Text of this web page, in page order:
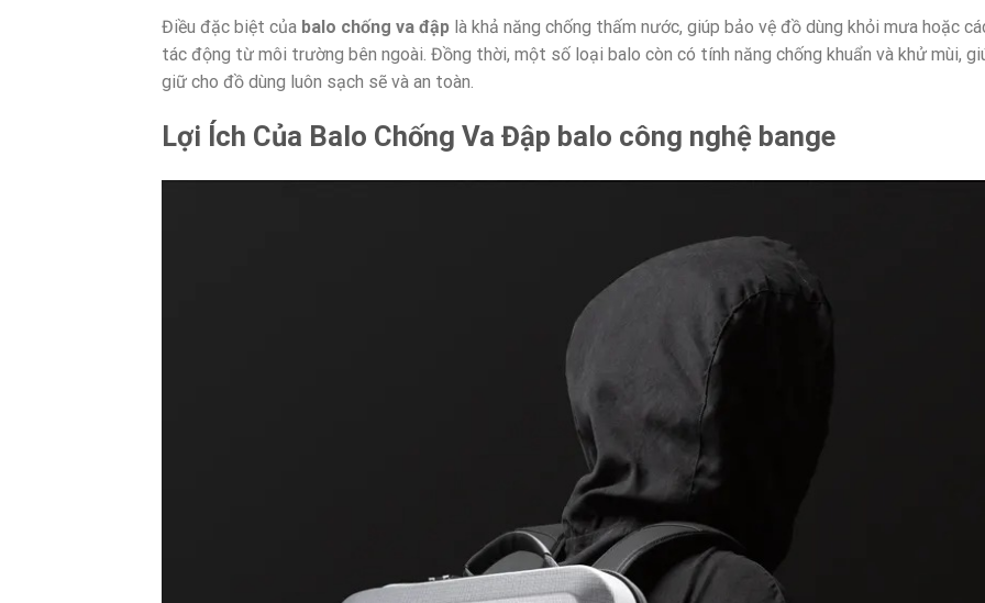
Điều đặc biệt của balo chống va đập là khả năng chống thấm nước, giúp bảo vệ đồ dùng khỏi mưa hoặc
tác động từ môi trường bên ngoài. Đồng thời, một số loại balo còn có tính năng chống khuẩn và khử mùi,
giữ cho đồ dùng luôn sạch sẽ và an toàn.
Lợi Ích Của Balo Chống Va Đập balo công nghệ bange